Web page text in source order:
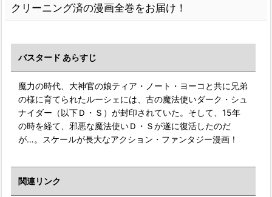
クリーニング済の漫画全巻をお届け！
バスタード あらすじ
魔力の時代、大神官の娘ティア・ノート・ヨーコと共に兄弟
の様に育てられたルーシェには、古の魔法使いダーク・シュ
ナイダー（以下Ｄ・Ｓ）が封印されていた。そして、15年
の時を経て、邪悪な魔法使いＤ・Ｓが遂に復活したのだ
が…。スケールが長大なアクション・ファンタジー漫画！
関連リンク